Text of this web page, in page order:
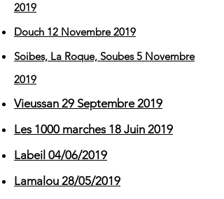
2019
Douch 12 Novembre 2019
Soibes, La Roque, Soubes 5 Novembre
2019
Vieussan 29 Septembre 2019
Les 1000 marches 18 Juin 2019
Labeil 04/06/2019
Lamalou 28/05/2019